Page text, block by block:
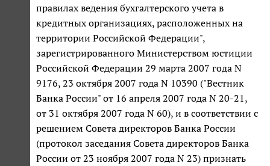
правилах ведения бухгалтерского учета в
кредитных организациях, расположенных на
территории Российской Федерации",
зарегистрированного Министерством юстиции
Российской Федерации 29 марта 2007 года N
9176, 23 октября 2007 года N 10390 ("Вестник
Банка России" от 16 апреля 2007 года N 20-21,
от 31 октября 2007 года N 60), и в соответствии с
решением Совета директоров Банка России
(протокол заседания Совета директоров Банка
России от 23 ноября 2007 года N 23) признать